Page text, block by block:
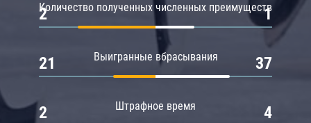
Количество полученных численных преимуществ
2 1
Выигранные вбрасывания
21 37
Штрафное время
2 4